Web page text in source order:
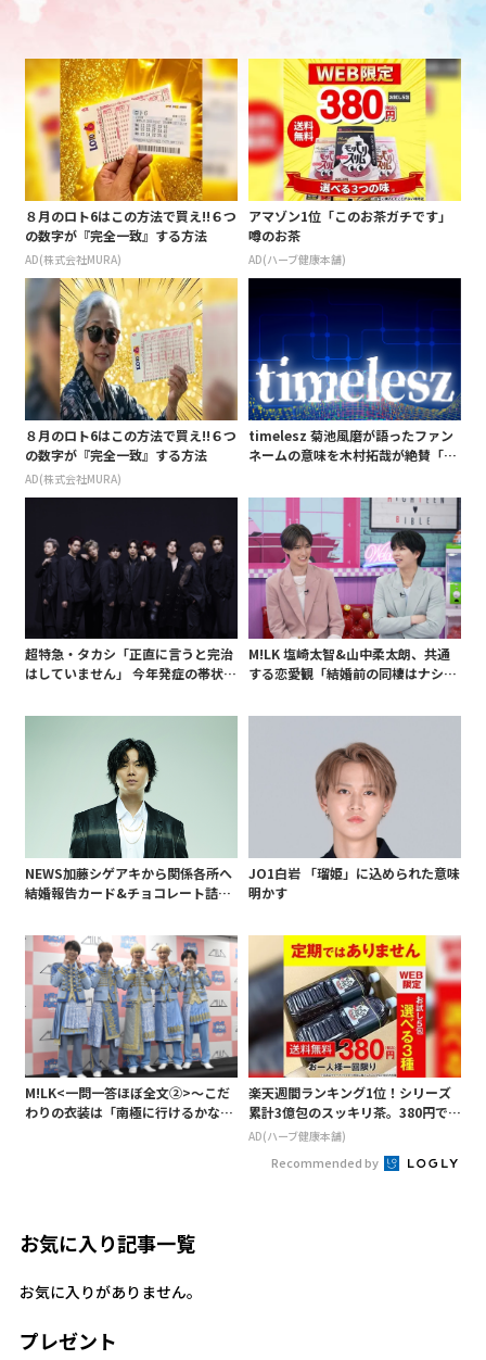
８月のロト6はこの方法で買え!!６つ
の数字が『完全一致』する方法
AD(株式会社MURA)
アマゾン1位「このお茶ガチです」
噂のお茶
AD(ハーブ健康本舗)
８月のロト6はこの方法で買え!!６つ
の数字が『完全一致』する方法
AD(株式会社MURA)
timelesz 菊池風磨が語ったファン
ネームの意味を木村拓哉が絶賛「考
超特急・タカシ「正直に言うと完治
はしていません」 今年発症の帯状疱
白 後遺症も語る
M!LK 塩崎太智&山中柔太朗、共通
する恋愛観「結婚前の同棲はナシ」
NEWS加藤シゲアキから関係各所へ
結婚報告カード&チョコレート詰め
も添えて
JO1白岩 「瑠姫」に込められた意味
明かす
M!LK<一問一答ほぼ全文②>～こだ
わりの衣装は「南極に行けるかなと
楽天週間ランキング1位！シリーズ
累計3億包のスッキリ茶。380円でお
試し
AD(ハーブ健康本舗)
Recommended by
お気に入り記事一覧
お気に入りがありません。
プレゼント